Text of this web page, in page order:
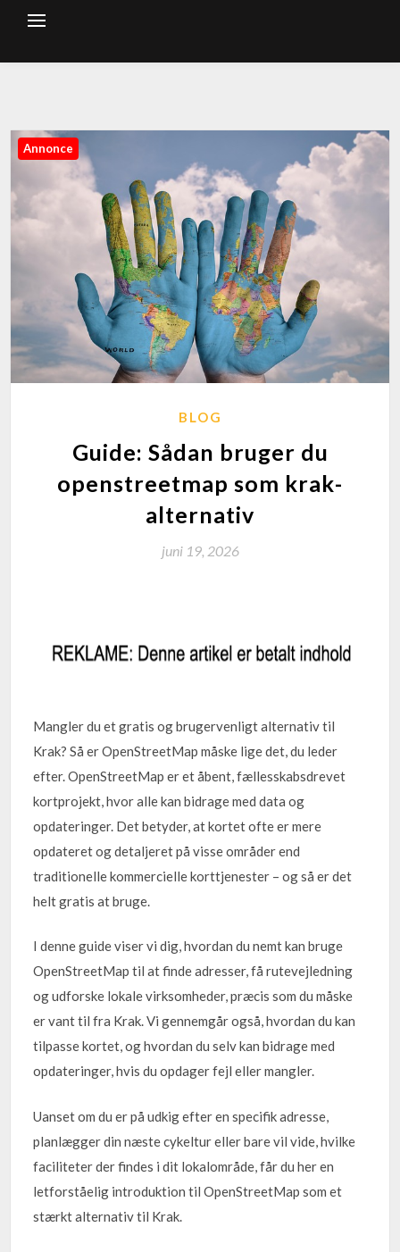
Annonce
BLOG
Guide: Sådan bruger du
openstreetmap som krak-
alternativ
juni 19, 2026
Mangler du et gratis og brugervenligt alternativ til
Krak? Så er OpenStreetMap måske lige det, du leder
efter. OpenStreetMap er et åbent, fællesskabsdrevet
kortprojekt, hvor alle kan bidrage med data og
opdateringer. Det betyder, at kortet ofte er mere
opdateret og detaljeret på visse områder end
traditionelle kommercielle korttjenester – og så er det
helt gratis at bruge.
I denne guide viser vi dig, hvordan du nemt kan bruge
OpenStreetMap til at finde adresser, få rutevejledning
og udforske lokale virksomheder, præcis som du måske
er vant til fra Krak. Vi gennemgår også, hvordan du kan
tilpasse kortet, og hvordan du selv kan bidrage med
opdateringer, hvis du opdager fejl eller mangler.
Uanset om du er på udkig efter en specifik adresse,
planlægger din næste cykeltur eller bare vil vide, hvilke
faciliteter der findes i dit lokalområde, får du her en
letforståelig introduktion til OpenStreetMap som et
stærkt alternativ til Krak.